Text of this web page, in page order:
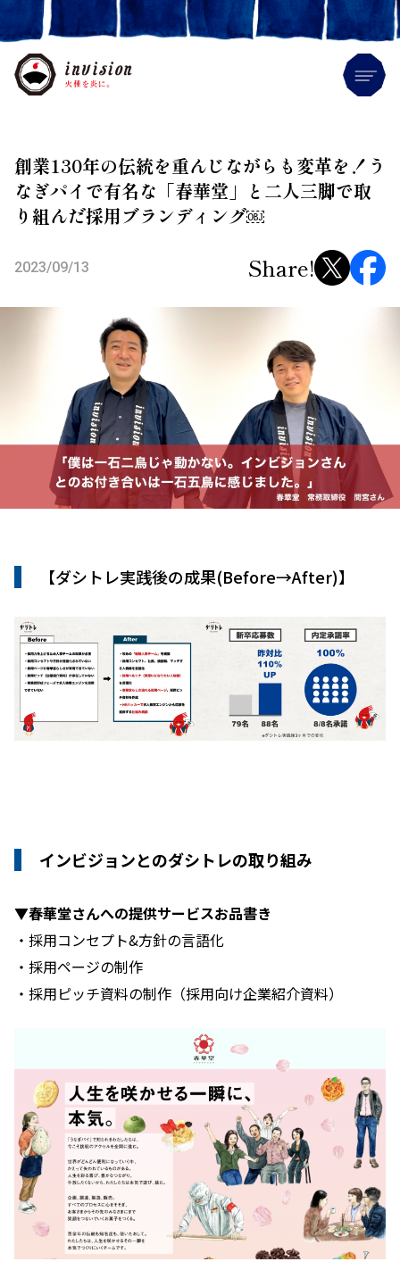
創業130年の伝統を重んじながらも変革を！う
なぎパイで有名な「春華堂」と二人三脚で取
り組んだ採用ブランディング￼
2023/09/13 Share!
【ダシトレ実践後の成果(Before→After)】
インビジョンとのダシトレの取り組み
▼春華堂さんへの提供サービスお品書き
・採用コンセプト&方針の言語化
・採用ページの制作
・採用ピッチ資料の制作（採用向け企業紹介資料）